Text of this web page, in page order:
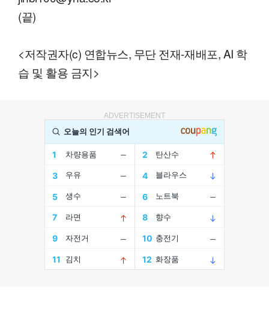
(끝)
<저작권자(c) 연합뉴스, 무단 전재-재배포, AI 학
습 및 활용 금지>
ADVERTISEMENT